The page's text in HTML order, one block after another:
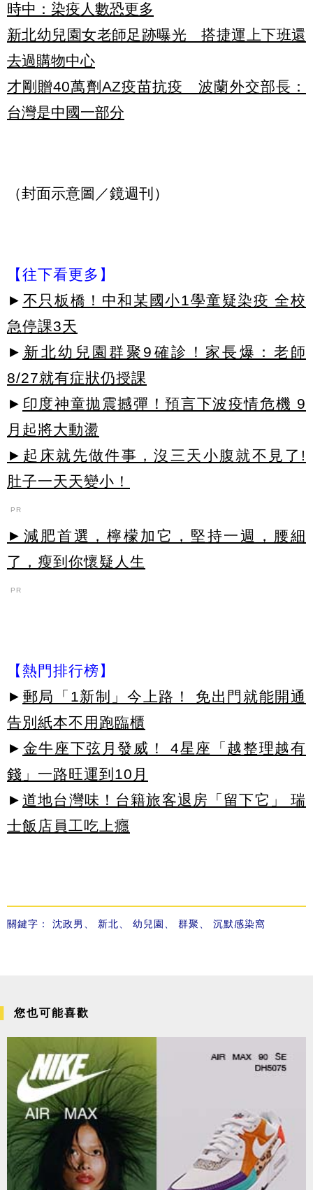
時中：染疫人數恐更多
新北幼兒園女老師足跡曝光 搭捷運上下班還
去過購物中心
才剛贈40萬劑AZ疫苗抗疫 波蘭外交部長：
台灣是中國一部分
（封面示意圖／鏡週刊）
【往下看更多】
► 不只板橋！中和某國小1學童疑染疫 全校
急停課3天
► 新北幼兒園群聚9確診！家長爆：老師
8/27就有症狀仍授課
► 印度神童拋震撼彈！預言下波疫情危機 9
月起將大動盪
►起床就先做件事，沒三天小腹就不見了!
肚子一天天變小！
PR
►減肥首選，檸檬加它，堅持一週，腰細
了，瘦到你懷疑人生
PR
【熱門排行榜】
► 郵局「1新制」今上路！ 免出門就能開通
告別紙本不用跑臨櫃
► 金牛座下弦月發威！ 4星座「越整理越有
錢」一路旺運到10月
► 道地台灣味！台籍旅客退房「留下它」 瑞
士飯店員工吃上癮
關鍵字： 沈政男 、 新北、 幼兒園 、 群聚、 沉默感染窩
您也可能喜歡